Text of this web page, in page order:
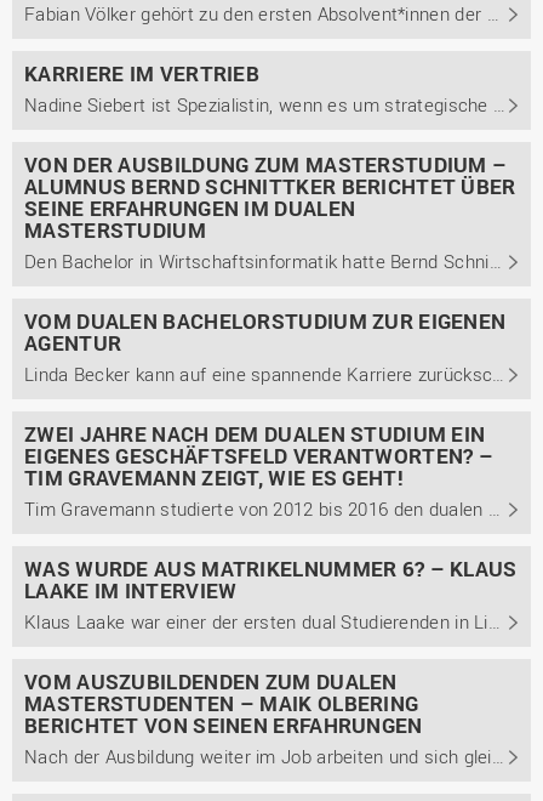
Fabian Völker gehört zu den ersten Absolvent*innen der Studienrichtung Technische Informatik des dualen Studiengangs Engineering technischer Systeme (EtS) am Campus Lingen. Im Interview berichtet er u.a., warum er unbedingt ein duales Studium absolvieren wollte und wie ihm die ...
KARRIERE IM VERTRIEB
Nadine Siebert ist Spezialistin, wenn es um strategische Vertriebsentscheidungen bei der Kampmann Group geht. Ihre Karriere bei dem Lingener Unternehmen startete sie 2011 mit einem dualen Bachelorstudium der Betriebswirtschaft, worauf später ein berufsintegrierendes Masterstudium aufbaute. Im ...
VON DER AUSBILDUNG ZUM MASTERSTUDIUM –
ALUMNUS BERND SCHNITTKER BERICHTET ÜBER
SEINE ERFAHRUNGEN IM DUALEN
MASTERSTUDIUM
Den Bachelor in Wirtschaftsinformatik hatte Bernd Schnittker schon acht Jahre in der Tasche, als er sich nochmals für ein duales Studienkonzept entschied und den dualen Masterstudiengang Führung und Organisation bei uns am Campus Lingen belegte. Im Interview berichtet er von seinem Werdegang.
VOM DUALEN BACHELORSTUDIUM ZUR EIGENEN
AGENTUR
Linda Becker kann auf eine spannende Karriere zurückschauen. Den Anfang machte sie 2007 mit ihrem dualen Bachelorstudium der Betriebswirtschaft. Heute leitet sie ihre eigene Marketing- und E-Commerce-Agentur und arbeitet zusätzlich als Aufsichtsratsmitglied. Im Interview berichtet sie von ihrem ...
ZWEI JAHRE NACH DEM DUALEN STUDIUM EIN
EIGENES GESCHÄFTSFELD VERANTWORTEN? –
TIM GRAVEMANN ZEIGT, WIE ES GEHT!
Tim Gravemann studierte von 2012 bis 2016 den dualen Bachelor Management betrieblicher Systeme mit der Studienrichtung Betriebswirtschaft und dem Schwerpunkt Unternehmensführung. Bereits zwei Jahre später wurde er zur Geschäftsfeldleitung ernannt. Im Interview berichtet er von seinem Karriereweg ...
WAS WURDE AUS MATRIKELNUMMER 6? – KLAUS
LAAKE IM INTERVIEW
Klaus Laake war einer der ersten dual Studierenden in Lingen. Mit der Matrikelnummer 6 studierte er von 1989 bis 1992 dual den Studiengang Wirtschaftsinformatik. Wie er heute auf sein Studium zurückblickt, welche Vorteile er dem dualen Studium zuschreibt und welche Kompetenzen auf dem Arbeitsmarkt ...
VOM AUSZUBILDENDEN ZUM DUALEN
MASTERSTUDENTEN – MAIK OLBERING
BERICHTET VON SEINEN ERFAHRUNGEN
Nach der Ausbildung weiter im Job arbeiten und sich gleichzeitig mit einem Studium weiterqualifizieren – geht das? Und wie das geht! Maik Olbering schaut auf seinen beruflichen Weg zurück und berichtet, wie sein Kooperationsunternehmen ihn unterstützt hat und gibt Einblicke in seinen Arbeitsalltag.